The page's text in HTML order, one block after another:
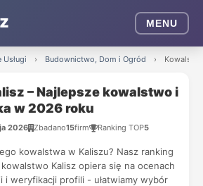
MENU
Usługi › Budownictwo, Dom i Ogród ›
– Najlepsze kowalstwo i
w 2026 roku
2026 Zbadano15firm Ranking TOP5
kowalstwa w Kaliszu? Nasz ranking
Kalisz opiera się na ocenach
i weryfikacji profili - ułatwiamy wybór